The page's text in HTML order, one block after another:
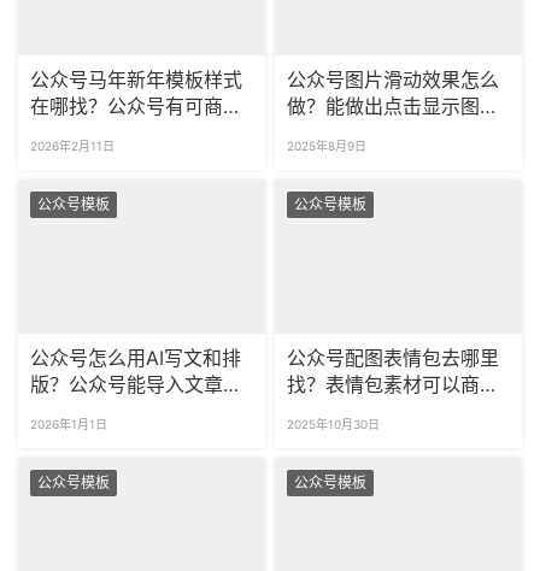
公众号马年新年模板样式
在哪找？公众号有可商用
2026年2月11日
公众号图片滑动效果怎么
做？能做出点击显示图片
2025年8月9日
公众号模板
公众号怎么用AI写文和排
版？公众号能导入文章用
2026年1月1日
公众号模板
公众号配图表情包去哪里
找？表情包素材可以商用
2025年10月30日
公众号模板 公众号模板